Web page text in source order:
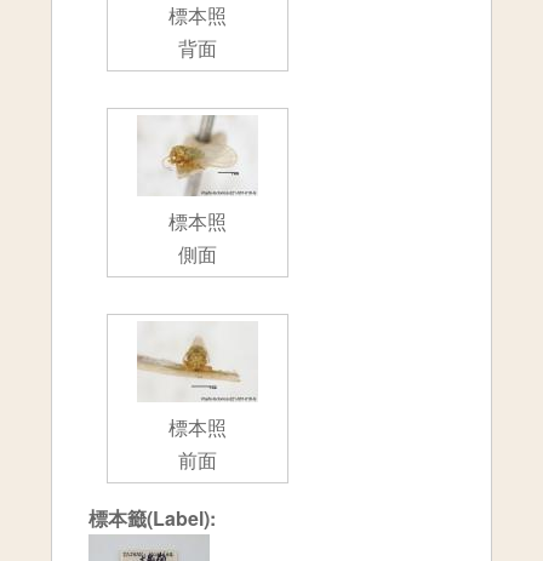
標本照
背面
標本照
側面
標本照
前面
標本籤(Label):